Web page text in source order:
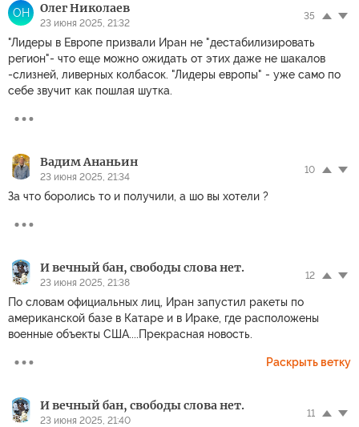
ОН Олег Николаев
23 июня 2025, 21:32
35
"Лидеры в Европе призвали Иран не "дестабилизировать
регион"- что еще можно ожидать от этих даже не шакалов
-слизней, ливерных колбасок. "Лидеры европы" - уже само по
себе звучит как пошлая шутка.
Вадим Ананьин
23 июня 2025, 21:34
10
За что боролись то и получили, а шо вы хотели ?
И вечный бан, свободы слова нет.
23 июня 2025, 21:38
12
По словам официальных лиц, Иран запустил ракеты по
американской базе в Катаре и в Ираке, где расположены
военные объекты США....Прекрасная новость.
Раскрыть ветку
И вечный бан, свободы слова нет.
23 июня 2025, 21:40
11